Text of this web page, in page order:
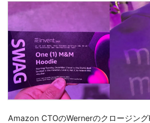
Amazon CTOのWernerのクロージン